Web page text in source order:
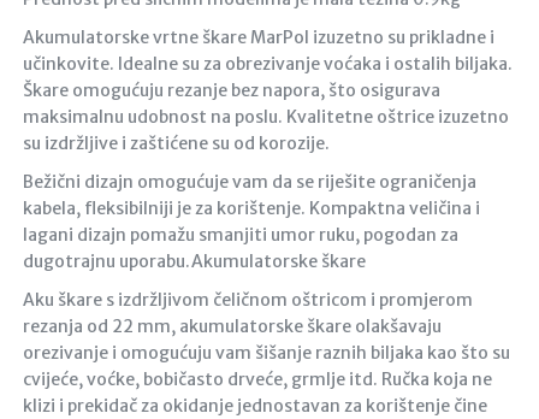
Akumulatorske vrtne škare MarPol izuzetno su prikladne i
učinkovite. Idealne su za obrezivanje voćaka i ostalih biljaka.
Škare omogućuju rezanje bez napora, što osigurava
maksimalnu udobnost na poslu. Kvalitetne oštrice izuzetno
su izdržljive i zaštićene su od korozije.
Bežični dizajn omogućuje vam da se riješite ograničenja
kabela, fleksibilniji je za korištenje. Kompaktna veličina i
lagani dizajn pomažu smanjiti umor ruku, pogodan za
dugotrajnu uporabu.Akumulatorske škare
Aku škare s izdržljivom čeličnom oštricom i promjerom
rezanja od 22 mm, akumulatorske škare olakšavaju
orezivanje i omogućuju vam šišanje raznih biljaka kao što su
cvijeće, voćke, bobičasto drveće, grmlje itd. Ručka koja ne
klizi i prekidač za okidanje jednostavan za korištenje čine